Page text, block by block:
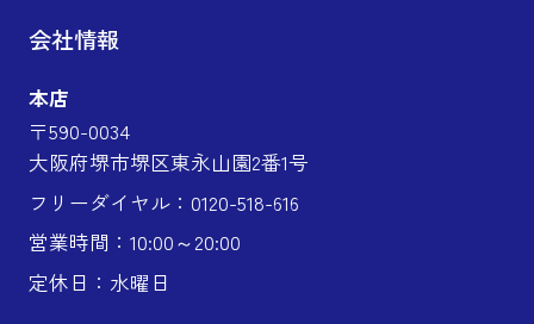
会社情報
本店
〒590-0034
大阪府堺市堺区東永山園2番1号
フリーダイヤル：0120-518-616
営業時間：10:00～20:00
定休日：水曜日